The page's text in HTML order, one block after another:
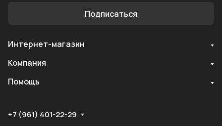
Подписаться
Интернет-магазин
Компания
Помощь
+7 (961) 401-22-29